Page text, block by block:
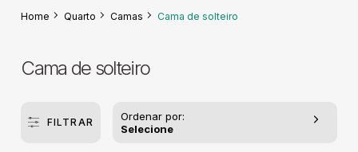
Home Quarto Camas Cama de solteiro
Cama de solteiro
FILTRAR
Ordenar por:
Selecione